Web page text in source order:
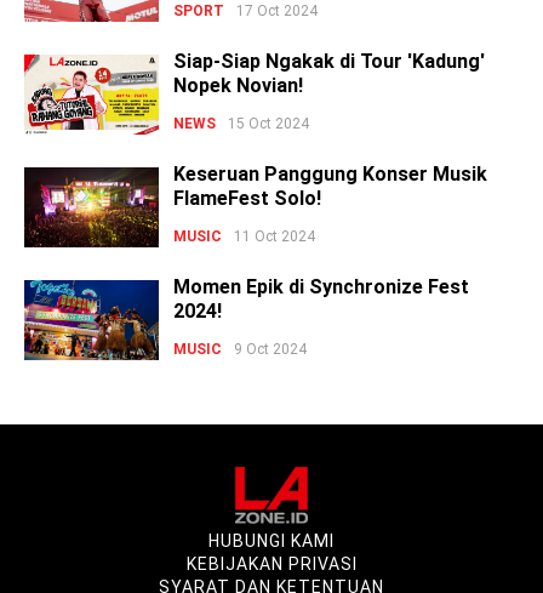
SPORT 17 Oct 2024
Siap-Siap Ngakak di Tour 'Kadung'
Nopek Novian!
NEWS 15 Oct 2024
Keseruan Panggung Konser Musik
FlameFest Solo!
MUSIC 11 Oct 2024
Momen Epik di Synchronize Fest
2024!
MUSIC 9 Oct 2024
HUBUNGI KAMI
KEBIJAKAN PRIVASI
SYARAT DAN KETENTUAN